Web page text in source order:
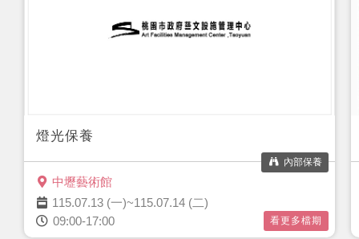
燈光保養
中壢藝術館
內部保養
115.07.13 (一)~115.07.14 (二)
09:00-17:00
看更多檔期